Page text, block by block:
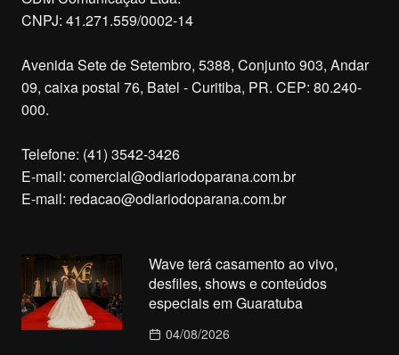
CNPJ: 41.271.559/0002-14
Avenida Sete de Setembro, 5388, Conjunto 903, Andar
09, caixa postal 76, Batel - Curitiba, PR. CEP: 80.240-
000.
Telefone: (41) 3542-3426
E-mail: comercial@odiariodoparana.com.br
E-mail: redacao@odiariodoparana.com.br
Wave terá casamento ao vivo,
desfiles, shows e conteúdos
especiais em Guaratuba
04/08/2026